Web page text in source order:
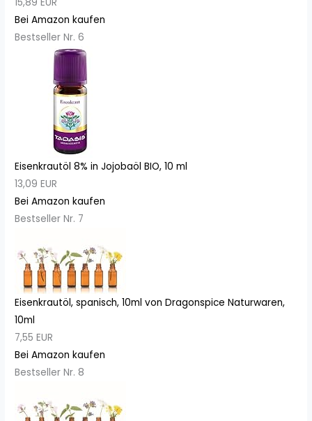
Bei Amazon kaufen
Bestseller Nr. 6
Eisenkrautöl 8% in Jojobaöl BIO, 10 ml
13,09 EUR
Bei Amazon kaufen
Bestseller Nr. 7
Eisenkrautöl, spanisch, 10ml von Dragonspice Naturwaren,
10ml
7,55 EUR
Bei Amazon kaufen
Bestseller Nr. 8